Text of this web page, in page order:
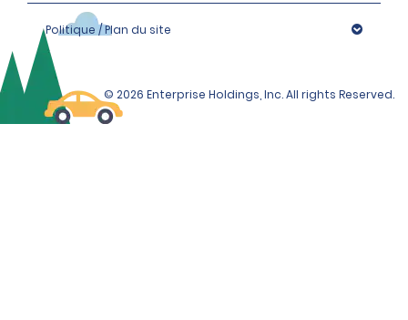
Politique / Plan du site
© 2026 Enterprise Holdings, Inc. All rights Reserved.